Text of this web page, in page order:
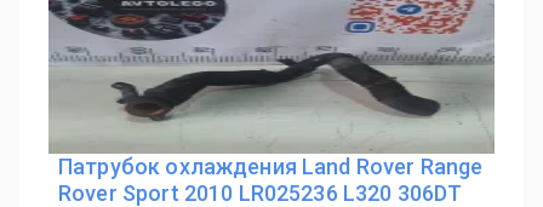
Патрубок охлаждения Land Rover Range
Rover Sport 2010 LR025236 L320 306DT